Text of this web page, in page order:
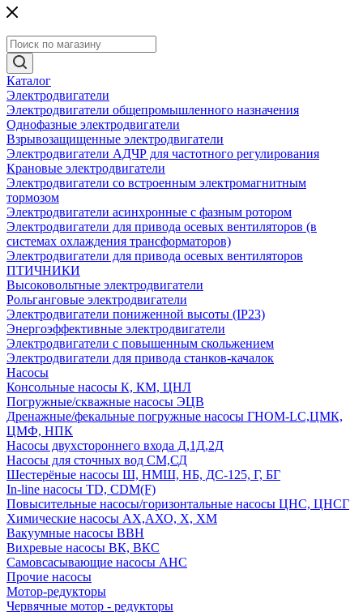
Каталог
Электродвигатели
Электродвигатели общепромышленного назначения
Однофазные электродвигатели
Взрывозащищенные электродвигатели
Электродвигатели АДЧР для частотного регулирования
Крановые электродвигатели
Электродвигатели со встроенным электромагнитным
тормозом
Электродвигатели асинхронные с фазным ротором
Электродвигатели для привода осевых вентиляторов (в
системах охлаждения трансформаторов)
Электродвигатели для привода осевых вентиляторов
ПТИЧНИКИ
Высоковольтные электродвигатели
Рольганговые электродвигатели
Электродвигатели пониженной высоты (IP23)
Энергоэффективные электродвигатели
Электродвигатели с повышенным скольжением
Электродвигатели для привода станков-качалок
Насосы
Консольные насосы К, КМ, ЦНЛ
Погружные/скважные насосы ЭЦВ
Дренажные/фекальные погружные насосы ГНОМ-LC,ЦМК,
ЦМФ, НПК
Насосы двухстороннего входа Д,1Д,2Д
Насосы для сточных вод СМ,СД
Шестерёные насосы Ш, НМШ, НБ, ДС-125, Г, БГ
In-line насосы TD, CDM(F)
Повысительные насосы/горизонтальные насосы ЦНС, ЦНСГ
Химические насосы АХ,АХО, Х, ХМ
Вакуумные насосы ВВН
Вихревые насосы ВК, ВКС
Самовсасывающие насосы АНС
Прочие насосы
Мотор-редукторы
Червячные мотор - редукторы